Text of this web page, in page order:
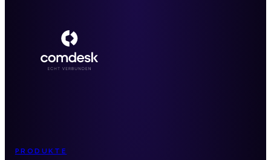
Inhaltsverzeichnis
PRODUKTE